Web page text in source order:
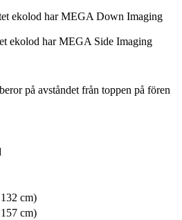
ekolod har MEGA Down Imaging
ekolod har MEGA Side Imaging
på avståndet från toppen på fören
cm)
cm)